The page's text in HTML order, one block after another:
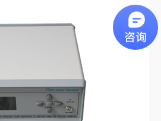
系统、光学相干层析成像（OCT）、光
研究与超快激光等多个领域展现出非凡
梓冠光电...